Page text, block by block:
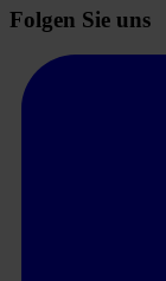
Folgen Sie uns